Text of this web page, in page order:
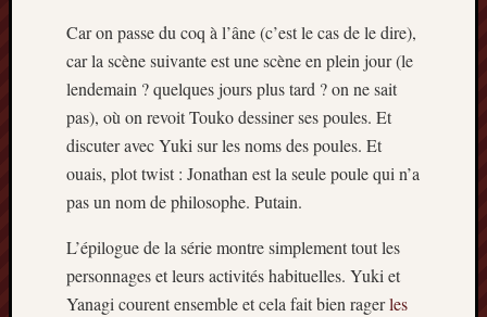
Car on passe du coq à l’âne (c’est le cas de le dire),
car la scène suivante est une scène en plein jour (le
lendemain ? quelques jours plus tard ? on ne sait
pas), où on revoit Touko dessiner ses poules. Et
discuter avec Yuki sur les noms des poules. Et
ouais, plot twist : Jonathan est la seule poule qui n’a
pas un nom de philosophe. Putain.
L’épilogue de la série montre simplement tout les
personnages et leurs activités habituelles. Yuki et
Yanagi courent ensemble et cela fait bien ragerles